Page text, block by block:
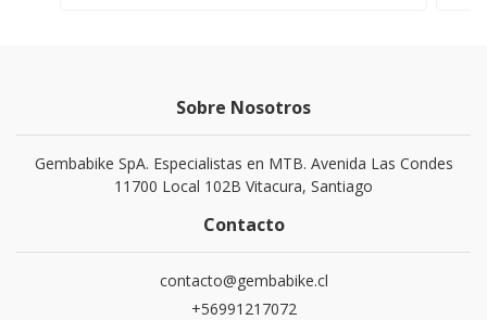
Sobre Nosotros
Gembabike SpA. Especialistas en MTB. Avenida Las Condes
11700 Local 102B Vitacura, Santiago
Contacto
contacto@gembabike.cl
+56991217072